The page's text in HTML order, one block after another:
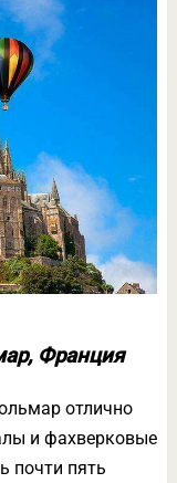
Франция
отлично
и фахверковые
почти пять